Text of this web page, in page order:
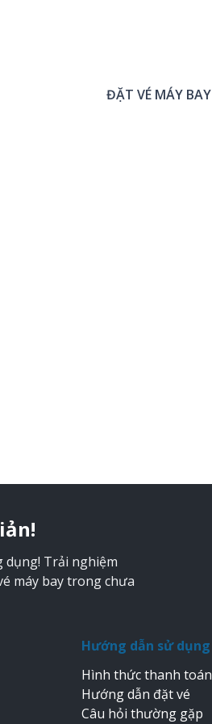
ĐẶT VÉ MÁY BAY
dụng! Trải nghiệm
máy bay trong chưa
Hướng dẫn sử dụng
Hình thức thanh toán
Hướng dẫn đặt vé
Câu hỏi thường gặp